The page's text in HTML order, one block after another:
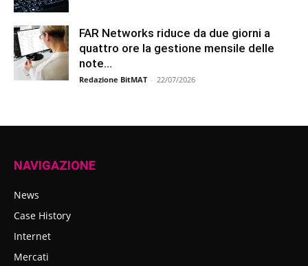
FAR Networks riduce da due giorni a
quattro ore la gestione mensile delle
note...
Redazione BitMAT - 22/07/2026
NAVIGAZIONE
News
Case History
Internet
Mercati